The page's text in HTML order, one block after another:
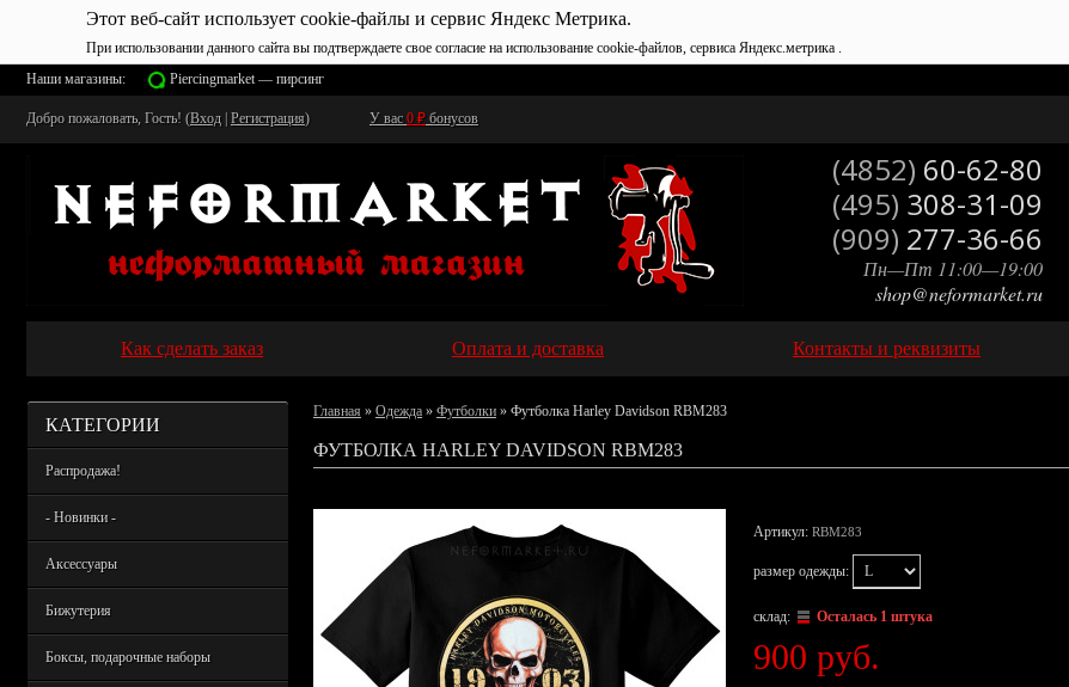
Этот веб-сайт использует cookie-файлы и сервис Яндекс Метрика.
При использовании данного сайта вы подтверждаете свое согласие на использование cookie-файлов, сервиса Яндекс.метрика .
Наши магазины: Piercingmarket — пирсинг
Добро пожаловать, Гость! (Вход Регистрация) У вас 0 ₽ бонусов
(4852) 60-62-80
(495) 308-31-09
(909) 277-36-66
Пн—Пт 11:00—19:00
shop@neformarket.ru
Как сделать заказ Оплата и доставка Контакты и реквизиты
КАТЕГОРИИ
Распродажа!
- Новинки -
Аксессуары
Бижутерия
Боксы, подарочные наборы
Главная » Одежда » Футболки » Футболка Harley Davidson RBM283
ФУТБОЛКА HARLEY DAVIDSON RBM283
Артикул: RBM283
размер одежды:
склад: Осталась 1 штука
900 руб.